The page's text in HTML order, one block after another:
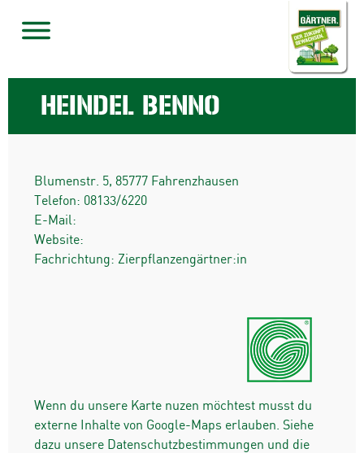
HEINDEL BENNO
Blumenstr. 5, 85777 Fahrenzhausen
Telefon: 08133/6220
E-Mail:
Website:
Fachrichtung: Zierpflanzengärtner:in
Wenn du unsere Karte nuzen möchtest musst du
externe Inhalte von Google-Maps erlauben. Siehe
dazu unsere Datenschutzbestimmungen und die